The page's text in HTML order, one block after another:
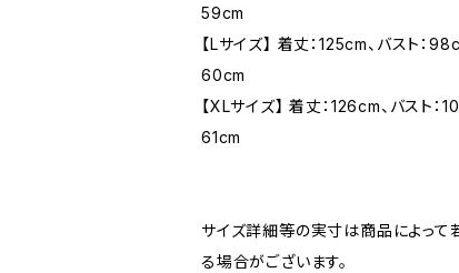
59cm
【Lサイズ】 着丈：125cm、バスト：
60cm
【XLサイズ】 着丈：126cm、バスト：
61cm
サイズ詳細等の実寸は商品によっ
る場合がございます。